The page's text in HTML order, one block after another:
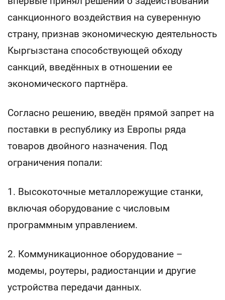
санкционного воздействия на суверенную
страну, признав экономическую деятельность
Кыргызстана способствующей обходу
санкций, введённых в отношении ее
экономического партнёра.
Согласно решению, введён прямой запрет на
поставки в республику из Европы ряда
товаров двойного назначения. Под
ограничения попали:
1. Высокоточные металлорежущие станки,
включая оборудование с числовым
программным управлением.
2. Коммуникационное оборудование –
модемы, роутеры, радиостанции и другие
устройства передачи данных.